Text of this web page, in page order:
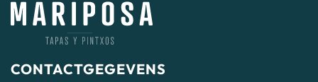
CONTACTGEGEVENS